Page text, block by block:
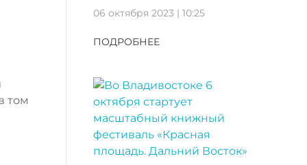
том
06 октября 2023 | 10:25
ПОДРОБНЕЕ